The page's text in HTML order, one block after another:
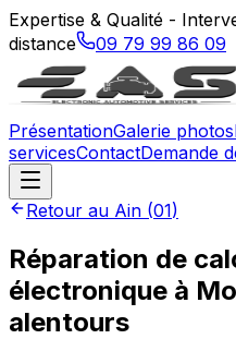
Expertise & Qualité -
distance
09 79 99 86 09
PrésentationGalerie photos
servicesContactDemande
Retour au Ain (01)
Réparation de
électronique à
alentours